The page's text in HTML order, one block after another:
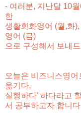
- 여러분, 지난달 10
한
생활회화영어 (월,화),
영어 (금)
으로 구성해서 보내
오늘은 비즈니스영
옮기다,
실행하다' 하다라고
서 공부하고자 합니